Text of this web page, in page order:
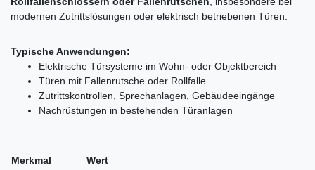
modernen Zutrittslösungen oder elektrisch betriebenen Türen.
Typische Anwendungen:
Elektrische Türsysteme im Wohn- oder Objektbereich
Türen mit Fallenrutsche oder Rollfalle
Zutrittskontrollen, Sprechanlagen, Gebäudeeingänge
Nachrüstungen in bestehenden Türanlagen
Merkmal
Wert